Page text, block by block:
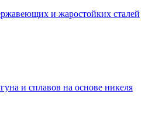
и жаростойких сталей
и сплавов на основе никеля